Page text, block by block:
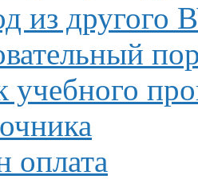
из другого
учебного
оплата